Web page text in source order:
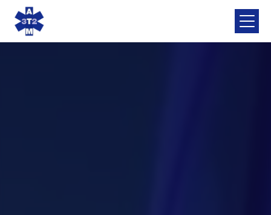
Panneau de gestion des cookies